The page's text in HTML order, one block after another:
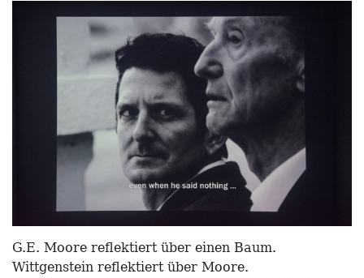
G.E. Moore reflektiert über einen Baum.
Wittgenstein reflektiert über Moore.